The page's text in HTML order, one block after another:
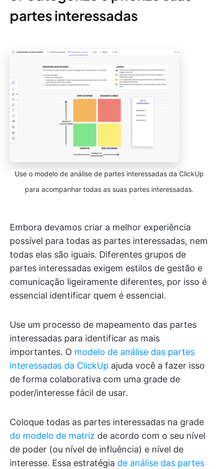
partes interessadas
Use o modelo de análise de partes interessadas da ClickUp
para acompanhar todas as suas partes interessadas.
Embora devamos criar a melhor experiência
possível para todas as partes interessadas, nem
todas elas são iguais. Diferentes grupos de
partes interessadas exigem estilos de gestão e
comunicação ligeiramente diferentes, por isso é
essencial identificar quem é essencial.
Use um processo de mapeamento das partes
interessadas para identificar as mais
importantes. O modelo de análise das partes
interessadas da ClickUp ajuda você a fazer isso
de forma colaborativa com uma grade de
poder/interesse fácil de usar.
Coloque todas as partes interessadas na grade
do modelo de matriz de acordo com o seu nível
de poder (ou nível de influência) e nível de
interesse. Essa estratégia de análise das partes